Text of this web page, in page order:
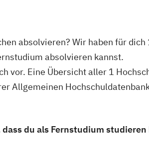
absolvieren? Wir haben für dich
absolvieren kannst.
vor. Eine Übersicht aller 1
Allgemeinen
du als Fernstudium